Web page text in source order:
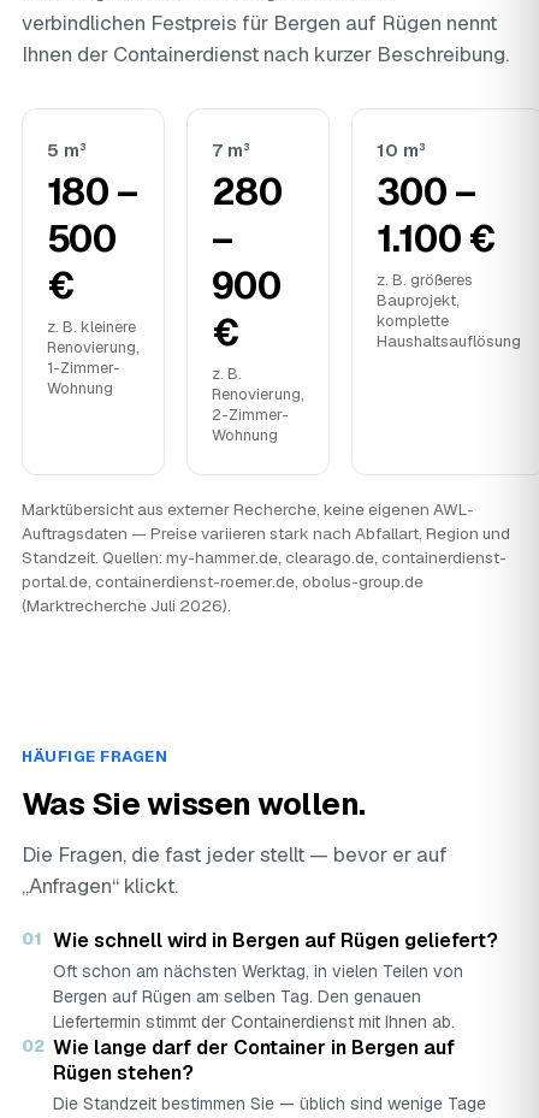
verbindlichen Festpreis für Bergen auf Rügen nennt
Ihnen der Containerdienst nach kurzer Beschreibung.
5 m³
180 –
500
€
z. B. kleinere
Renovierung,
1-Zimmer-
Wohnung
7 m³
280
–
900
€
z. B.
Renovierung,
2-Zimmer-
Wohnung
10 m³
300 –
1.100 €
z. B. größeres
Bauprojekt,
komplette
Haushaltsauflösung
Marktübersicht aus externer Recherche, keine eigenen AWL-
Auftragsdaten — Preise variieren stark nach Abfallart, Region und
Standzeit. Quellen: my-hammer.de, clearago.de, containerdienst-
portal.de, containerdienst-roemer.de, obolus-group.de
(Marktrecherche Juli 2026).
HÄUFIGE FRAGEN
Was Sie wissen wollen.
Die Fragen, die fast jeder stellt — bevor er auf
„Anfragen“ klickt.
01 Wie schnell wird in Bergen auf Rügen geliefert?
Oft schon am nächsten Werktag, in vielen Teilen von
Bergen auf Rügen am selben Tag. Den genauen
Liefertermin stimmt der Containerdienst mit Ihnen ab.
02 Wie lange darf der Container in Bergen auf
Rügen stehen?
Die Standzeit bestimmen Sie — üblich sind wenige Tage